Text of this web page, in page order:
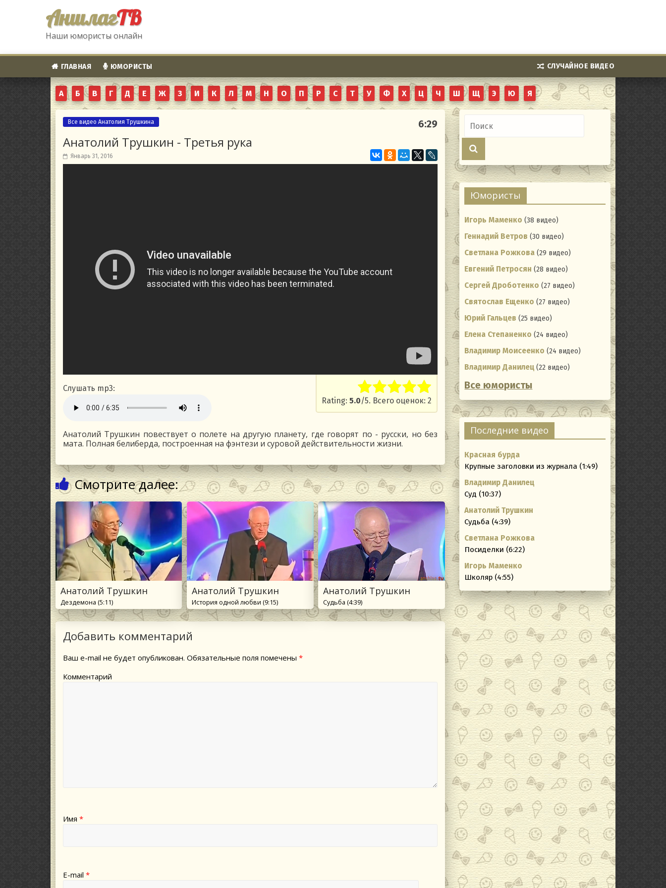
АншлагТВ
Наши юмористы онлайн
ГЛАВНАЯ ЮМОРИСТЫ СЛУЧАЙНОЕ ВИДЕО
А Б В Г Д Е Ж З И К Л М Н О П Р С Т У Ф Х Ц Ч Ш Щ Э Ю Я
Все видео Анатолия Трушкина 6:29
Анатолий Трушкин - Третья рука
Январь 31, 2016
Rate this item:
Submit Rating
Rating: 5.0/5. Всего оценок: 2
Слушать mp3:
Анатолий Трушкин повествует о полете на другую планету, где говорят по - русски, но без
мата. Полная белиберда, построенная на фэнтези и суровой действительности жизни.
Смотрите далее:
Анатолий Трушкин
Дездемона (5:11)
Анатолий Трушкин
История одной любви (9:15)
Анатолий Трушкин
Судьба (4:39)
Добавить комментарий
Ваш e-mail не будет опубликован. Обязательные поля помечены *
Комментарий
Имя *
E-mail *
Юмористы
Игорь Маменко (38 видео)
Геннадий Ветров (30 видео)
Светлана Рожкова (29 видео)
Евгений Петросян (28 видео)
Сергей Дроботенко (27 видео)
Святослав Ещенко (27 видео)
Юрий Гальцев (25 видео)
Елена Степаненко (24 видео)
Владимир Моисеенко (24 видео)
Владимир Данилец (22 видео)
Все юмористы
Последние видео
Красная бурда
Крупные заголовки из журнала (1:49)
Владимир Данилец
Суд (10:37)
Анатолий Трушкин
Судьба (4:39)
Светлана Рожкова
Посиделки (6:22)
Игорь Маменко
Школяр (4:55)